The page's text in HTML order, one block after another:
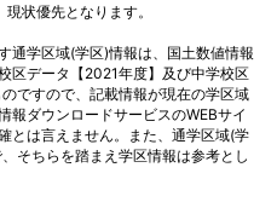
状優先となります。
通学区域(学区)情報は、国土数値情報
区データ【2021年度】及び中学校区
ですので、記載情報が現在の学区域
報ダウンロードサービスのWEBサイ
とは言えません。また、通学区域(学
そちらを踏まえ学区情報は参考とし